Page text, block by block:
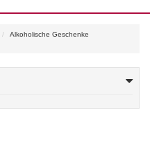
Alkoholische Geschenke